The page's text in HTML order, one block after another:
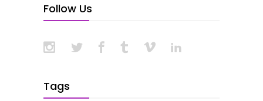
Follow Us
Tags